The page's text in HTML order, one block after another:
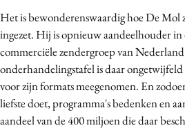
Het is bewonderenswaardig hoe De Mol
ingezet. Hij is opnieuw aandeelhouder in
commerciële zendergroep van
onderhandelingstafel is daar
voor zijn formats meegenomen. En
liefste doet, programma's bedenken en
aandeel van de 400 miljoen die daar